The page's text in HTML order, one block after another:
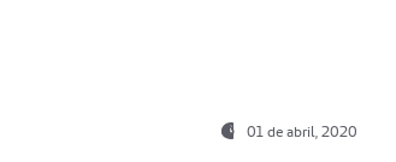
01 de abril, 2020